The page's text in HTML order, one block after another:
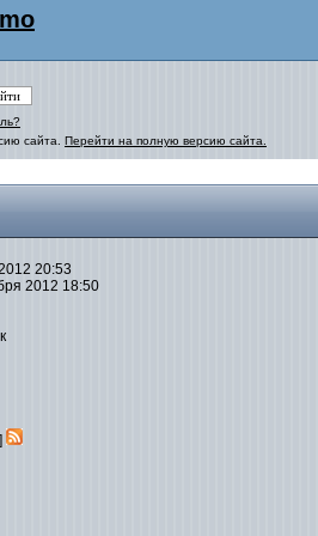
сайта. Перейти на полную версию сайта.
20:53
2012 18:50
]